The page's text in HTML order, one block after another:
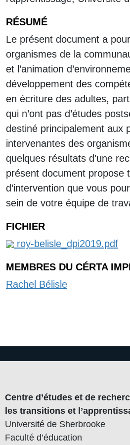
RÉSUMÉ
Le présent document a
organismes de la
et l’animation
développement des
en écriture des adultes,
qui n’ont pas d’études
destiné principalement aux
intervenantes des
quelques résultats d’une
présent document propose
d’intervention que vous
sein de votre équipe de
FICHIER
roy-belisle_dpi2019.pdf
MEMBRES DU CÉRTA
Rachel Bélisle
Centre d’études et de
les transitions et
Université de Sherbrooke
Faculté d’éducation